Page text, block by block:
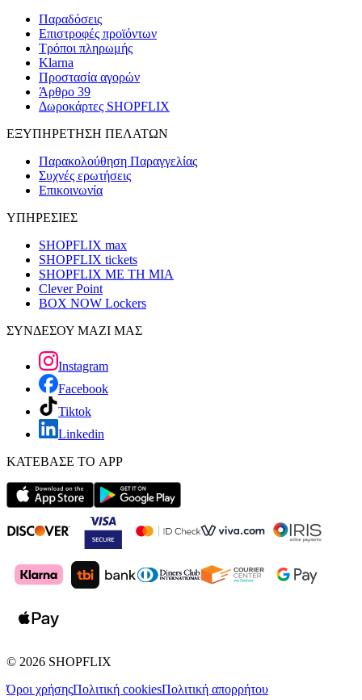
Παραδόσεις
Επιστροφές προϊόντων
Τρόποι πληρωμής
Klarna
Προστασία αγορών
Άρθρο 39
Δωροκάρτες SHOPFLIX
ΕΞΥΠΗΡΕΤΗΣΗ ΠΕΛΑΤΩΝ
Παρακολούθηση Παραγγελίας
Συχνές ερωτήσεις
Επικοινωνία
ΥΠΗΡΕΣΙΕΣ
SHOPFLIX max
SHOPFLIX tickets
SHOPFLIX ΜΕ ΤΗ ΜΙΑ
Clever Point
BOX NOW Lockers
ΣΥΝΔΕΣΟΥ ΜΑΖΙ ΜΑΣ
Instagram
Facebook
Tiktok
Linkedin
ΚΑΤΕΒΑΣΕ ΤΟ APP
© 2026 SHOPFLIX
Όροι χρήσηςΠολιτική cookiesΠολιτική απορρήτου